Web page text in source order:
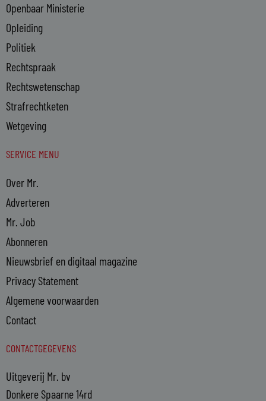
Openbaar Ministerie
Opleiding
Politiek
Rechtspraak
Rechtswetenschap
Strafrechtketen
Wetgeving
SERVICE MENU
Over Mr.
Adverteren
Mr. Job
Abonneren
Nieuwsbrief en digitaal magazine
Privacy Statement
Algemene voorwaarden
Contact
CONTACTGEGEVENS
Uitgeverij Mr. bv
Donkere Spaarne 14rd